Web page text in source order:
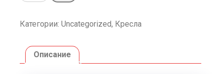
Категории: Uncategorized, Кресла
Описание